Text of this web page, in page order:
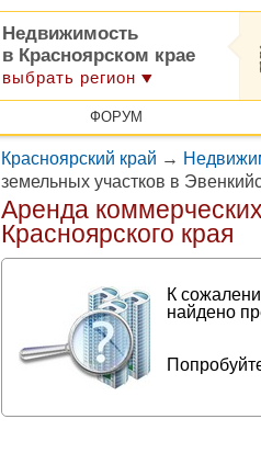
Недвижимость
в Красноярском крае
выбрать регион
ФОРУМ
Красноярский край →
земельных участков в
Аренда
Красноярского края
К
найдено